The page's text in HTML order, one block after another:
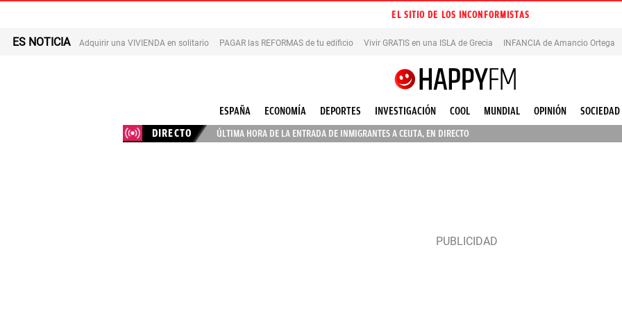
EL SITIO DE LOS INCONFORMISTAS
ES NOTICIA Adquirir una VIVIENDA en solitario PAGAR las REFORMAS de tu edificio Vivir GRATIS en una ISLA de Grecia INFANCIA de Amancio Ortega
ESPAÑA ECONOMÍA DEPORTES INVESTIGACIÓN COOL MUNDIAL OPINIÓN SOCIEDAD
DIRECTO
ÚLTIMA HORA DE LA ENTRADA DE INMIGRANTES A CEUTA, EN DIRECTO